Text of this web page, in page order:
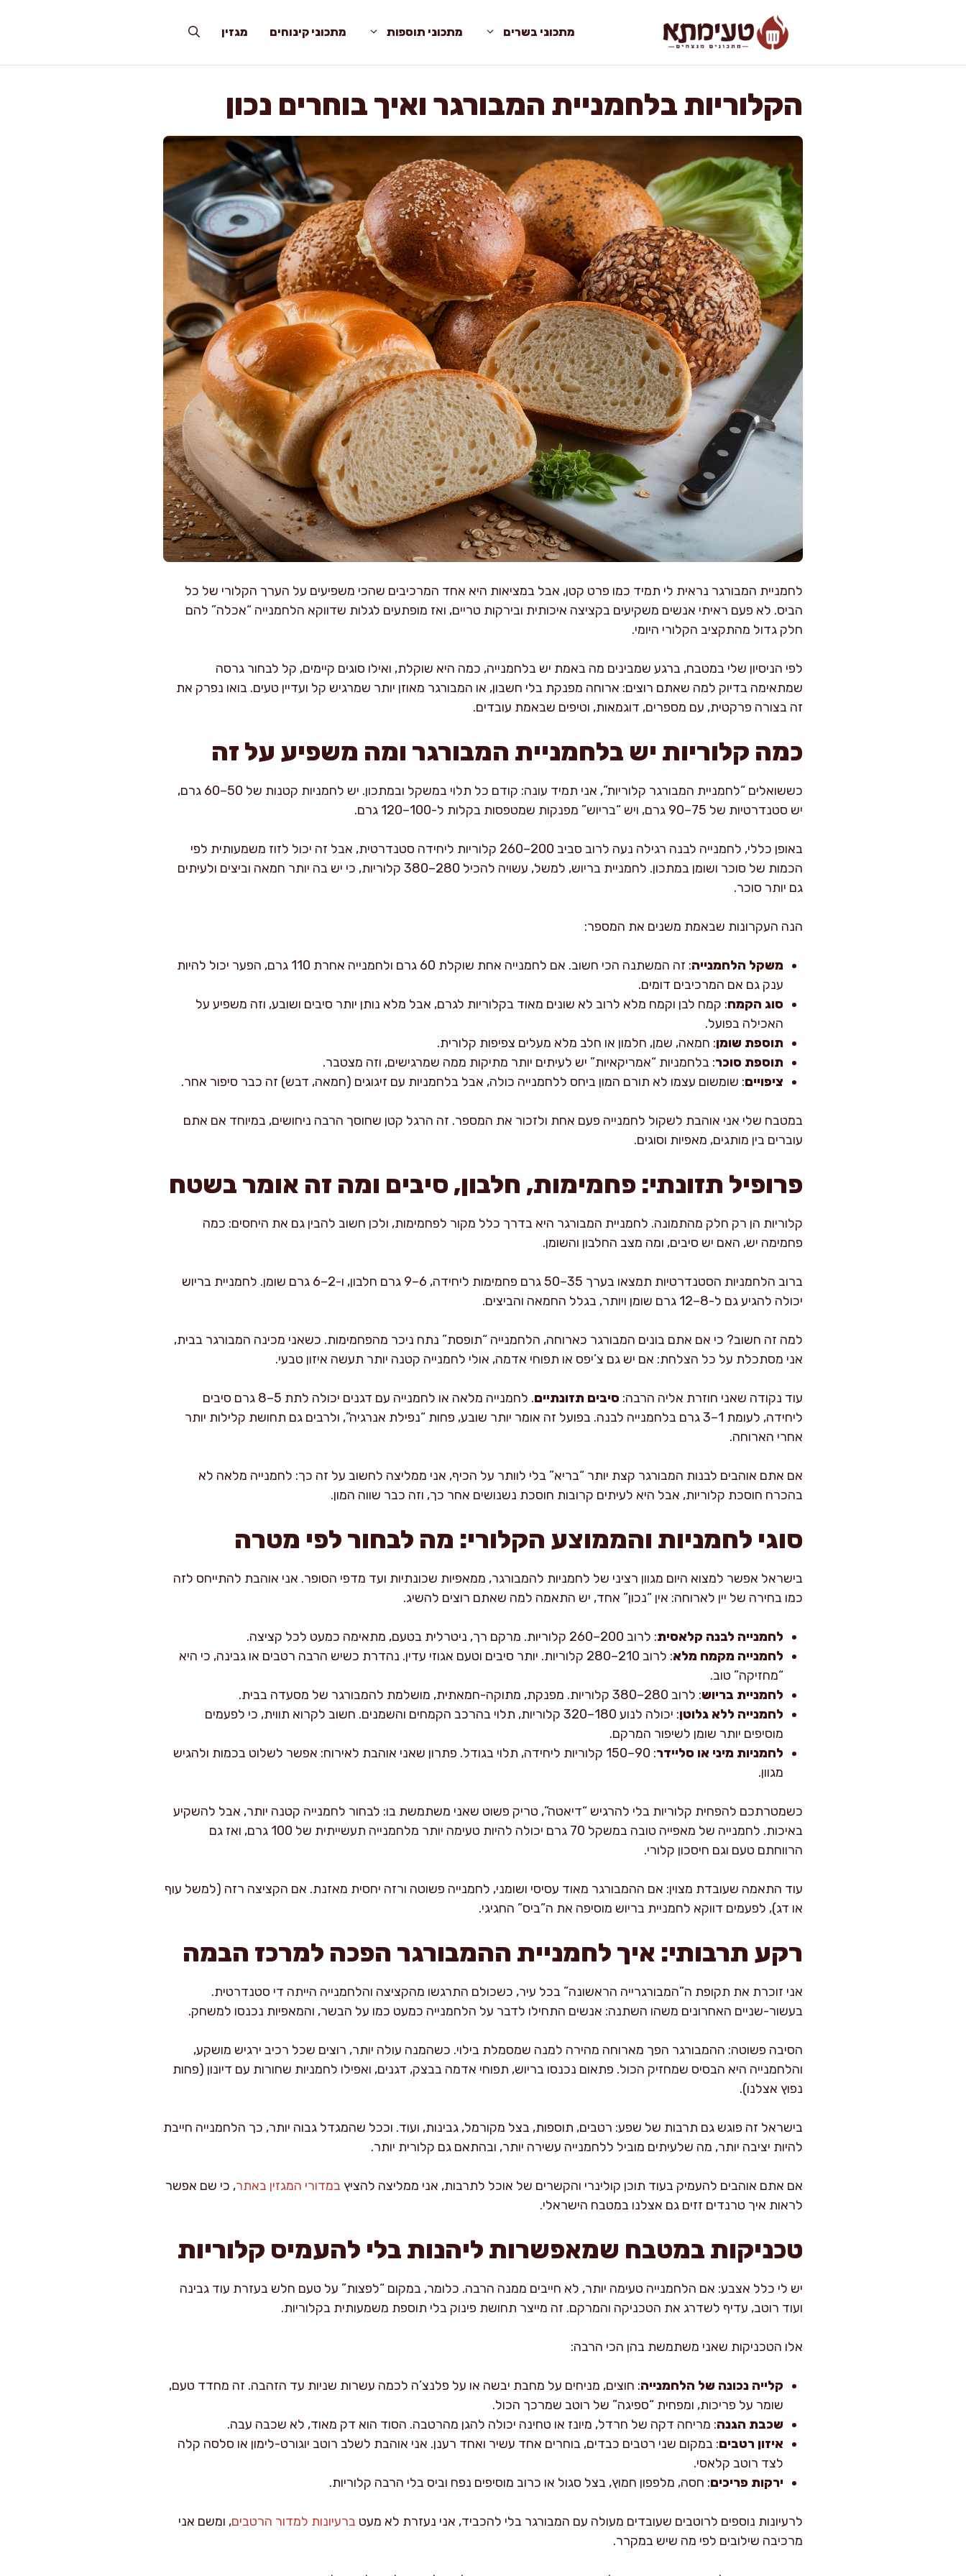
מתכוני בשרים מתכוני תוספות מתכוני קינוחים מגזין
הקלוריות בלחמניית המבורגר ואיך בוחרים נכון
לחמניית המבורגר נראית לי תמיד כמו פרט קטן, אבל במציאות היא אחד המרכיבים שהכי משפיעים על הערך הקלורי של כל
הביס. לא פעם ראיתי אנשים משקיעים בקציצה איכותית ובירקות טריים, ואז מופתעים לגלות שדווקא הלחמנייה “אכלה” להם
חלק גדול מהתקציב הקלורי היומי.
לפי הניסיון שלי במטבח, ברגע שמבינים מה באמת יש בלחמנייה, כמה היא שוקלת, ואילו סוגים קיימים, קל לבחור גרסה
שמתאימה בדיוק למה שאתם רוצים: ארוחה מפנקת בלי חשבון, או המבורגר מאוזן יותר שמרגיש קל ועדיין טעים. בואו נפרק את
זה בצורה פרקטית, עם מספרים, דוגמאות, וטיפים שבאמת עובדים.
כמה קלוריות יש בלחמניית המבורגר ומה משפיע על זה
כששואלים “לחמניית המבורגר קלוריות”, אני תמיד עונה: קודם כל תלוי במשקל ובמתכון. יש לחמניות קטנות של 50–60 גרם,
יש סטנדרטיות של 75–90 גרם, ויש “בריוש” מפנקות שמטפסות בקלות ל-100–120 גרם.
באופן כללי, לחמנייה לבנה רגילה נעה לרוב סביב 200–260 קלוריות ליחידה סטנדרטית, אבל זה יכול לזוז משמעותית לפי
הכמות של סוכר ושומן במתכון. לחמניית בריוש, למשל, עשויה להכיל 280–380 קלוריות, כי יש בה יותר חמאה וביצים ולעיתים
גם יותר סוכר.
הנה העקרונות שבאמת משנים את המספר:
משקל הלחמנייה
: זה המשתנה הכי חשוב. אם לחמנייה אחת שוקלת 60 גרם ולחמנייה אחרת 110 גרם, הפער יכול להיות
ענק גם אם המרכיבים דומים.
סוג הקמח: קמח לבן וקמח מלא לרוב לא שונים מאוד בקלוריות לגרם, אבל מלא נותן יותר סיבים ושובע, וזה משפיע על
האכילה בפועל.
תוספת שומן: חמאה, שמן, חלמון או חלב מלא מעלים צפיפות קלורית.
תוספת סוכר: בלחמניות “אמריקאיות” יש לעיתים יותר מתיקות ממה שמרגישים, וזה מצטבר.
ציפויים: שומשום עצמו לא תורם המון ביחס ללחמנייה כולה, אבל בלחמניות עם זיגוגים (חמאה, דבש) זה כבר סיפור אחר.
במטבח שלי אני אוהבת לשקול לחמנייה פעם אחת ולזכור את המספר. זה הרגל קטן שחוסך הרבה ניחושים, במיוחד אם אתם
עוברים בין מותגים, מאפיות וסוגים.
פרופיל תזונתי: פחמימות, חלבון, סיבים ומה זה אומר בשטח
קלוריות הן רק חלק מהתמונה. לחמניית המבורגר היא בדרך כלל מקור לפחמימות, ולכן חשוב להבין גם את היחסים: כמה
פחמימה יש, האם יש סיבים, ומה מצב החלבון והשומן.
ברוב הלחמניות הסטנדרטיות תמצאו בערך 35–50 גרם פחמימות ליחידה, 6–9 גרם חלבון, ו-2–6 גרם שומן. לחמניית בריוש
יכולה להגיע גם ל-8–12 גרם שומן ויותר, בגלל החמאה והביצים.
למה זה חשוב? כי אם אתם בונים המבורגר כארוחה, הלחמנייה “תופסת” נתח ניכר מהפחמימות. כשאני מכינה המבורגר בבית,
אני מסתכלת על כל הצלחת: אם יש גם צ’יפס או תפוחי אדמה, אולי לחמנייה קטנה יותר תעשה איזון טבעי.
עוד נקודה שאני חוזרת אליה הרבה: סיבים תזונתיים
. לחמנייה מלאה או לחמנייה עם דגנים יכולה לתת 5–8 גרם סיבים
ליחידה, לעומת 1–3 גרם בלחמנייה לבנה. בפועל זה אומר יותר שובע, פחות “נפילת אנרגיה”, ולרבים גם תחושת קלילות יותר
אחרי הארוחה.
אם אתם אוהבים לבנות המבורגר קצת יותר “בריא” בלי לוותר על הכיף, אני ממליצה לחשוב על זה כך: לחמנייה מלאה לא
בהכרח חוסכת קלוריות, אבל היא לעיתים קרובות חוסכת נשנושים אחר כך, וזה כבר שווה המון.
סוגי לחמניות והממוצע הקלורי: מה לבחור לפי מטרה
בישראל אפשר למצוא היום מגוון רציני של לחמניות להמבורגר, ממאפיות שכונתיות ועד מדפי הסופר. אני אוהבת להתייחס לזה
כמו בחירה של יין לארוחה: אין “נכון” אחד, יש התאמה למה שאתם רוצים להשיג.
לחמנייה לבנה קלאסית: לרוב 200–260 קלוריות. מרקם רך, ניטרלית בטעם, מתאימה כמעט לכל קציצה.
לחמנייה מקמח מלא
: לרוב 210–280 קלוריות. יותר סיבים וטעם אגוזי עדין. נהדרת כשיש הרבה רטבים או גבינה, כי היא
“מחזיקה” טוב.
לחמניית בריוש: לרוב 280–380 קלוריות. מפנקת, מתוקה-חמאתית, מושלמת להמבורגר של מסעדה בבית.
לחמנייה ללא גלוטן
: יכולה לנוע 180–320 קלוריות, תלוי בהרכב הקמחים והשמנים. חשוב לקרוא תווית, כי לפעמים
מוסיפים יותר שומן לשיפור המרקם.
לחמניות מיני או סליידר
: 90–150 קלוריות ליחידה, תלוי בגודל. פתרון שאני אוהבת לאירוח: אפשר לשלוט בכמות ולהגיש
מגוון.
כשמטרתכם להפחית קלוריות בלי להרגיש “דיאטה”, טריק פשוט שאני משתמשת בו: לבחור לחמנייה קטנה יותר, אבל להשקיע
באיכות. לחמנייה של מאפייה טובה במשקל 70 גרם יכולה להיות טעימה יותר מלחמנייה תעשייתית של 100 גרם, ואז גם
הרווחתם טעם וגם חיסכון קלורי.
עוד התאמה שעובדת מצוין: אם ההמבורגר מאוד עסיסי ושומני, לחמנייה פשוטה ורזה יחסית מאזנת. אם הקציצה רזה (למשל עוף
או דג), לפעמים דווקא לחמניית בריוש מוסיפה את ה”ביס” החגיגי.
רקע תרבותי: איך לחמניית ההמבורגר הפכה למרכז הבמה
אני זוכרת את תקופת ה”המבורגרייה הראשונה” בכל עיר, כשכולם התרגשו מהקציצה והלחמנייה הייתה די סטנדרטית.
בעשור-שניים האחרונים משהו השתנה: אנשים התחילו לדבר על הלחמנייה כמעט כמו על הבשר, והמאפיות נכנסו למשחק.
הסיבה פשוטה: ההמבורגר הפך מארוחה מהירה למנה שמסמלת בילוי. כשהמנה עולה יותר, רוצים שכל רכיב ירגיש מושקע,
והלחמנייה היא הבסיס שמחזיק הכול. פתאום נכנסו בריוש, תפוחי אדמה בבצק, דגנים, ואפילו לחמניות שחורות עם דיונון (פחות
נפוץ אצלנו).
בישראל זה פוגש גם תרבות של שפע: רטבים, תוספות, בצל מקורמל, גבינות, ועוד. וככל שהמגדל גבוה יותר, כך הלחמנייה חייבת
להיות יציבה יותר, מה שלעיתים מוביל ללחמנייה עשירה יותר, ובהתאם גם קלורית יותר.
אם אתם אוהבים להעמיק בעוד תוכן קולינרי והקשרים של אוכל לתרבות, אני ממליצה להציץ במדורי המגזין באתר, כי שם אפשר
לראות איך טרנדים זזים גם אצלנו במטבח הישראלי.
טכניקות במטבח שמאפשרות ליהנות בלי להעמיס קלוריות
יש לי כלל אצבע: אם הלחמנייה טעימה יותר, לא חייבים ממנה הרבה. כלומר, במקום “לפצות” על טעם חלש בעזרת עוד גבינה
ועוד רוטב, עדיף לשדרג את הטכניקה והמרקם. זה מייצר תחושת פינוק בלי תוספת משמעותית בקלוריות.
אלו הטכניקות שאני משתמשת בהן הכי הרבה:
קלייה נכונה של הלחמנייה: חוצים, מניחים על מחבת יבשה או על פלנצ’ה לכמה עשרות שניות עד הזהבה. זה מחדד טעם,
שומר על פריכות, ומפחית “ספיגה” של רוטב שמרכך הכול.
שכבת הגנה: מריחה דקה של חרדל, מיונז או טחינה יכולה להגן מהרטבה. הסוד הוא דק מאוד, לא שכבה עבה.
איזון רטבים: במקום שני רטבים כבדים, בוחרים אחד עשיר ואחד רענן. אני אוהבת לשלב רוטב יוגורט-לימון או סלסה קלה
לצד רוטב קלאסי.
ירקות פריכים: חסה, מלפפון חמוץ, בצל סגול או כרוב מוסיפים נפח וביס בלי הרבה קלוריות.
לרעיונות נוספים לרוטבים שעובדים מעולה עם המבורגר בלי להכביד, אני נעזרת לא מעט ברעיונות למדור הרטבים, ומשם אני
מרכיבה שילובים לפי מה שיש במקרר.